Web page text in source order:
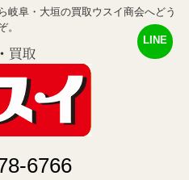
岐阜・大垣の買取ウスイ商会へどう
。
6766
LINE